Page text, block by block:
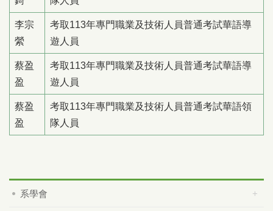
李宗
縈
考取113年專門職業及技術人員普通考試華語導
遊人員
蔡盈
盈
考取113年專門職業及技術人員普通考試華語導
遊人員
蔡盈
盈
考取113年專門職業及技術人員普通考試華語領
隊人員
系學會